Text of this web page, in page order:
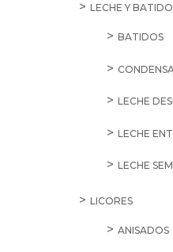
LECHE Y
BATIDOS
LECHE
LECHE
LECHE
LICORES
ANISADOS